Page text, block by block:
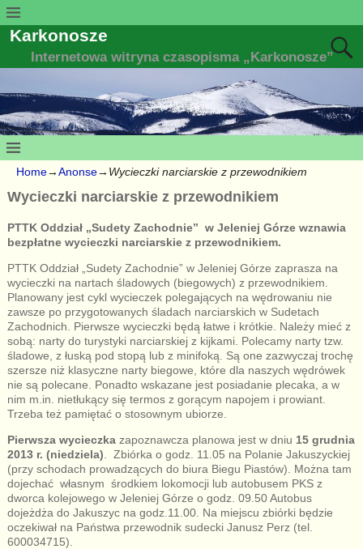
Karkonosze
Internetowa witryna czasopisma „Karkonosze”
Home→Anonse→ Wycieczki narciarskie z przewodnikiem
Wycieczki narciarskie z przewodnikiem
PTTK Oddział „Sudety Zachodnie” w Jeleniej Górze wznawia
bezpłatne wycieczki narciarskie z przewodnikiem.
PTTK Oddział „Sudety Zachodnie” w Jeleniej Górze zaprasza na
wycieczki na nartach śladowych (biegowych) z przewodnikiem.
Planowany jest cykl wycieczek polegających na wędrowaniu nie
zawsze po przygotowanych śladach narciarskich w Sudetach
Zachodnich. Pierwsze wycieczki będą łatwe i krótkie. Należy mieć z
sobą: narty do turystyki narciarskiej z kijkami. Polecamy narty tzw.
śladowe, z łuską pod stopą lub z minifoką. Są one zazwyczaj trochę
szersze niż klasyczne narty biegowe, które dla naszych wędrówek
nie są polecane. Ponadto wskazane jest posiadanie plecaka, a w
nim m.in. nietłukący się termos z gorącym napojem i prowiant.
Trzeba też pamiętać o stosownym ubiorze.
Pierwsza wycieczkazapoznawcza planowa jest w dniu 15 grudnia
2013 r. (niedziela) . Zbiórka o godz. 11.05 na Polanie Jakuszyckiej
(przy schodach prowadzących do biura Biegu Piastów). Można tam
dojechać własnym środkiem lokomocji lub autobusem PKS z
dworca kolejowego w Jeleniej Górze o godz. 09.50 Autobus
dojeżdża do Jakuszyc na godz.11.00. Na miejscu zbiórki będzie
oczekiwał na Państwa przewodnik sudecki Janusz Perz (tel.
600034715).